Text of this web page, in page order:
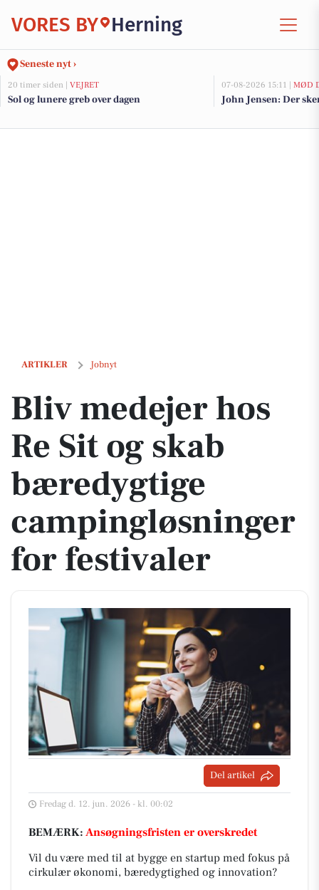
VORES BY Herning
Seneste nyt ›
20 timer siden | VEJRET
Sol og lunere greb over dagen
07-08-2026 15:11 | MØD
John Jensen: Der
ARTIKLER Jobnyt
Bliv medejer hos Re Sit og skab bæredygtige campingløsninger for
Bliv medejer hos
Re Sit og skab
bæredygtige
campingløsninger
for festivaler
Del artikel
Fredag d. 12. jun. 2026 - kl. 00:02
BEMÆRK: Ansøgningsfristen er overskredet
Vil du være med til at bygge en startup med fokus på
cirkulær økonomi, bæredygtighed og innovation?